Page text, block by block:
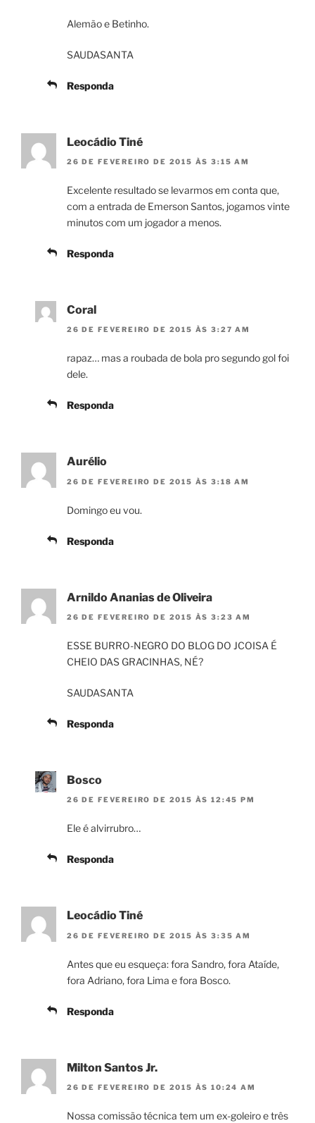
Alemão e Betinho.
SAUDASANTA
Responda
Leocádio Tiné
26 DE FEVEREIRO DE 2015 ÀS 3:15 AM
Excelente resultado se levarmos em conta que,
com a entrada de Emerson Santos, jogamos vinte
minutos com um jogador a menos.
Responda
Coral
26 DE FEVEREIRO DE 2015 ÀS 3:27 AM
rapaz… mas a roubada de bola pro segundo gol foi
dele.
Responda
Aurélio
26 DE FEVEREIRO DE 2015 ÀS 3:18 AM
Domingo eu vou.
Responda
Arnildo Ananias de Oliveira
26 DE FEVEREIRO DE 2015 ÀS 3:23 AM
ESSE BURRO-NEGRO DO BLOG DO JCOISA É
CHEIO DAS GRACINHAS, NÉ?
SAUDASANTA
Responda
Bosco
26 DE FEVEREIRO DE 2015 ÀS 12:45 PM
Ele é alvirrubro…
Responda
Leocádio Tiné
26 DE FEVEREIRO DE 2015 ÀS 3:35 AM
Antes que eu esqueça: fora Sandro, fora Ataíde,
fora Adriano, fora Lima e fora Bosco.
Responda
Milton Santos Jr.
26 DE FEVEREIRO DE 2015 ÀS 10:24 AM
Nossa comissão técnica tem um ex-goleiro e três